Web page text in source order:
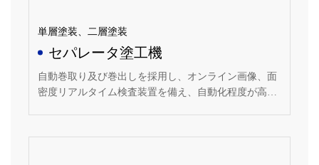
単層塗装、二層塗装
セパレータ塗工機
自動巻取り及び巻出しを採用し、オンライン画像、面
密度リアルタイム検査装置を備え、自動化程度が高